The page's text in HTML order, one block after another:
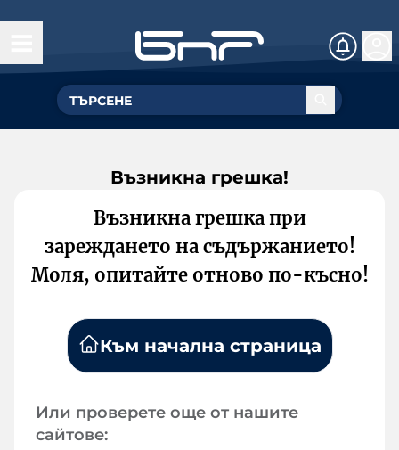
Възникна грешка!
Възникна грешка при
зареждането на съдържанието!
Моля, опитайте отново по-късно!
Към начална страница
Или проверете още от нашите
сайтове: